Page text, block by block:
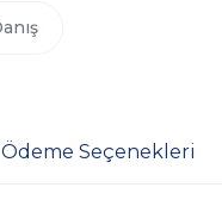
Seçenekleri